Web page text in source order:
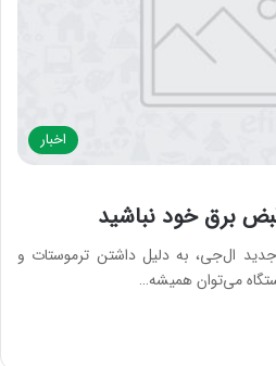
اخبار
برق خود نباشید
ال‌جی، به دلیل داشتن ترموستات و
می‌توان همیشه…